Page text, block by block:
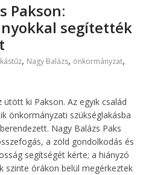
Pakson:
segítették
, Nagy Balázs, önkormányzat,
ki Pakson. Az egyik család
önkormányzati szükséglakásba
Nagy Balázs Paks
a zöld gondolkodás és
segítségét kérte; a hiányzó
szinte órákon belül megérkeztek